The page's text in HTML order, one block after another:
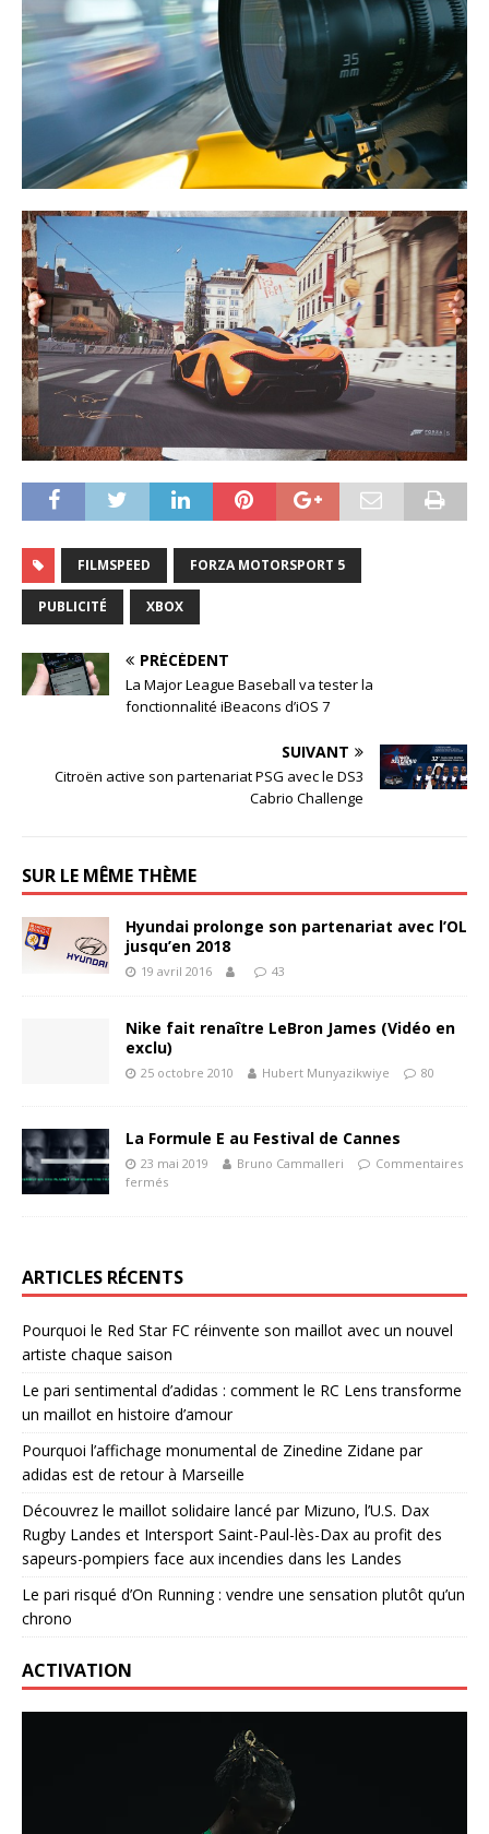
FILMSPEED FORZA MOTORSPORT 5
PUBLICITÉ XBOX
PRÉCÉDENT
La Major League Baseball va tester la
fonctionnalité iBeacons d’iOS 7
SUIVANT
Citroën active son partenariat PSG avec le DS3
Cabrio Challenge
SUR LE MÊME THÈME
Hyundai prolonge son partenariat avec l’OL
jusqu’en 2018
19 avril 2016 43
Nike fait renaître LeBron James (Vidéo en
exclu)
25 octobre 2010 Hubert Munyazikwiye 80
La Formule E au Festival de Cannes
23 mai 2019 Bruno Cammalleri
Commentaires
fermés
ARTICLES RÉCENTS
Pourquoi le Red Star FC réinvente son maillot avec un nouvel
artiste chaque saison
Le pari sentimental d’adidas : comment le RC Lens transforme
un maillot en histoire d’amour
Pourquoi l’affichage monumental de Zinedine Zidane par
adidas est de retour à Marseille
Découvrez le maillot solidaire lancé par Mizuno, l’U.S. Dax
Rugby Landes et Intersport Saint-Paul-lès-Dax au profit des
sapeurs-pompiers face aux incendies dans les Landes
Le pari risqué d’On Running : vendre une sensation plutôt qu’un
chrono
ACTIVATION